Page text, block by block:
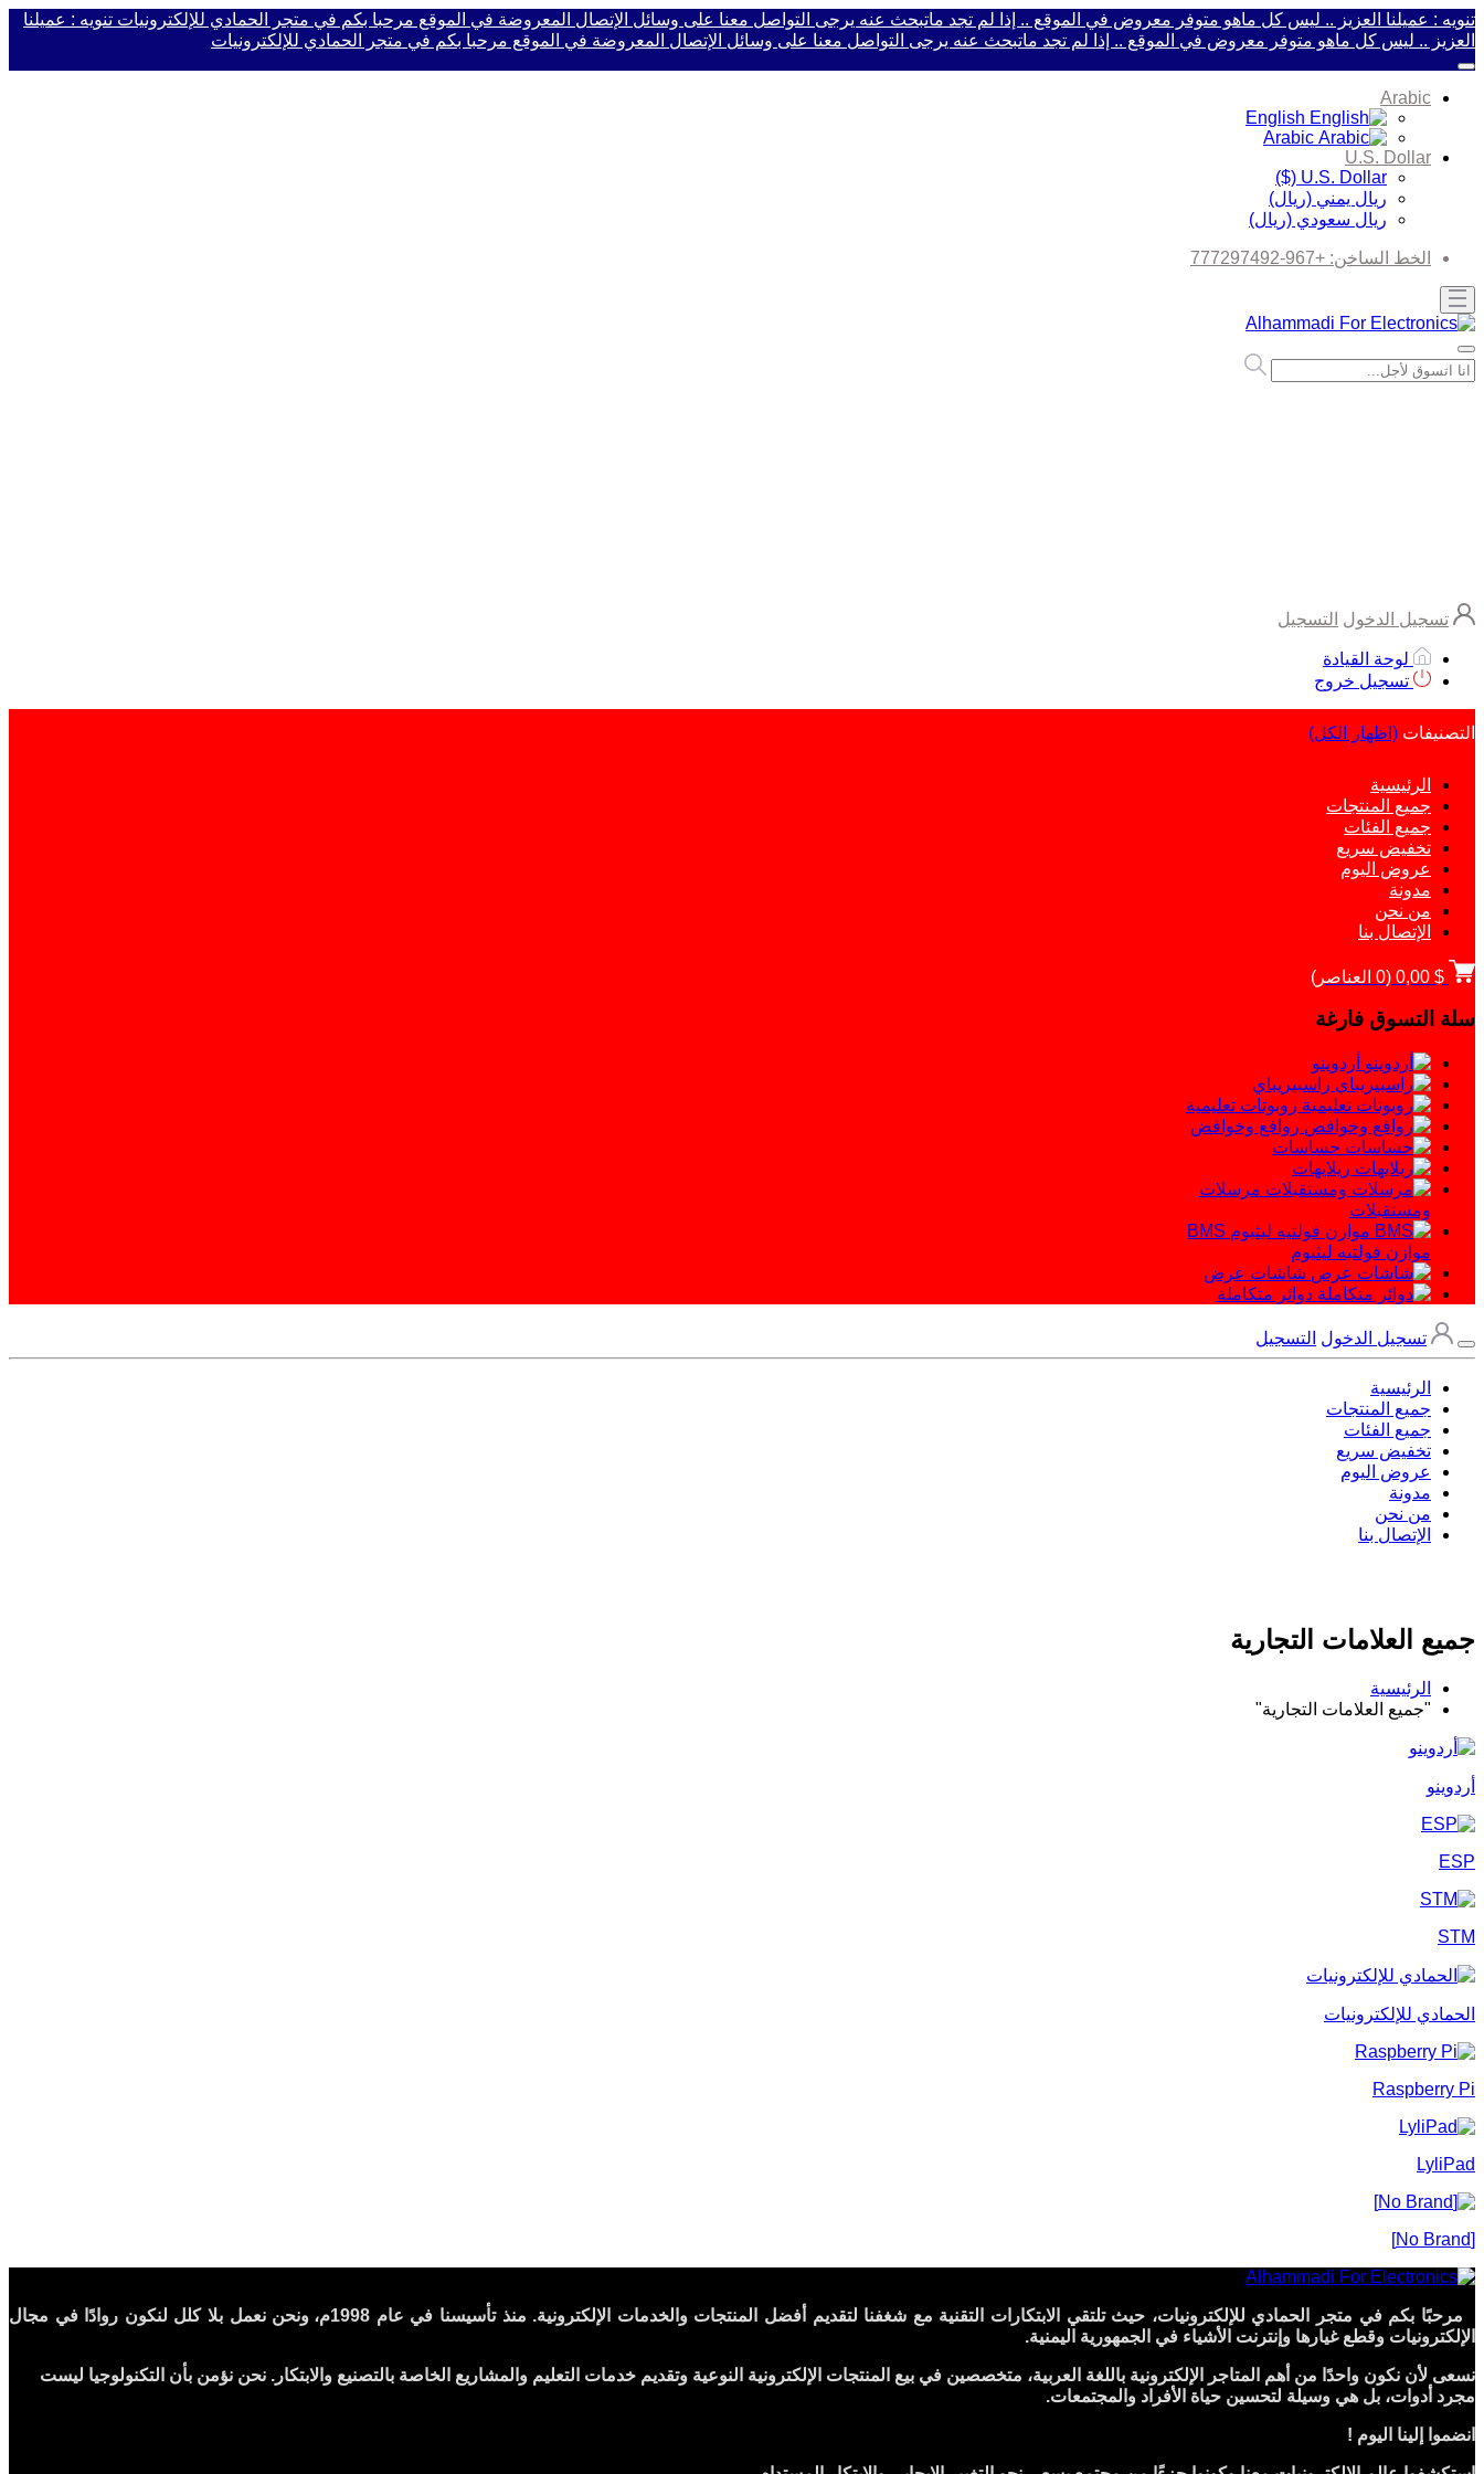
تنويه : عميلنا العزيز .. ليس كل ماهو متوفر معروض في الموقع .. إذا لم تجد ماتبحث عنه يرجى التواصل معنا على وسائل الإتصال المعروضة في الموقع مرحبا بكم في متجر الحمادي للإلكترونيات تنويه : عميلنا
العزيز .. ليس كل ماهو متوفر معروض في الموقع .. إذا لم تجد ماتبحث عنه يرجى التواصل معنا على وسائل الإتصال المعروضة في الموقع مرحبا بكم في متجر الحمادي للإلكترونيات
Arabic
English
Arabic
U.S. Dollar
U.S. Dollar ($)
ريال يمني (ريال)
ريال سعودي (ريال)
الخط الساخن: +967-777297492
تسجيل الدخول التسجيل
لوحة القيادة
تسجيل خروج
التصنيفات (اظهار الكل)
الرئيسية
جميع المنتجات
جميع الفئات
تخفيض سريع
عروض اليوم
مدونة
من نحن
الإتصال بنا
$ 0,00
(
0 العناصر)
سلة التسوق فارغة
أردوينو
راسبيريباي
روبوتات تعليمية
روافع وخوافض
حساسات
ريلايهات
مرسلات
ومستقبلات
BMS
موازن فولتيه ليثيوم
شاشات عرض
دوائر متكاملة
تسجيل الدخول التسجيل
الرئيسية
جميع المنتجات
جميع الفئات
تخفيض سريع
عروض اليوم
مدونة
من نحن
الإتصال بنا
جميع العلامات التجارية
الرئيسية
"جميع العلامات التجارية"
أردوينو
ESP
STM
الحمادي للإلكترونيات
Raspberry Pi
LyliPad
[No Brand]
مرحبًا بكم في متجر الحمادي للإلكترونيات، حيث تلتقي الابتكارات التقنية مع شغفنا لتقديم أفضل المنتجات والخدمات الإلكترونية. منذ تأسيسنا في عام 1998م، ونحن نعمل بلا كلل لنكون روادًا في مجال
الإلكترونيات وقطع غيارها وإنترنت الأشياء في الجمهورية اليمنية.
نسعى لأن نكون واحدًا من أهم المتاجر الإلكترونية باللغة العربية، متخصصين في بيع المنتجات الإلكترونية النوعية وتقديم خدمات التعليم والمشاريع الخاصة بالتصنيع والابتكار. نحن نؤمن بأن التكنولوجيا ليست
مجرد أدوات، بل هي وسيلة لتحسين حياة الأفراد والمجتمعات.
انضموا إلينا اليوم !